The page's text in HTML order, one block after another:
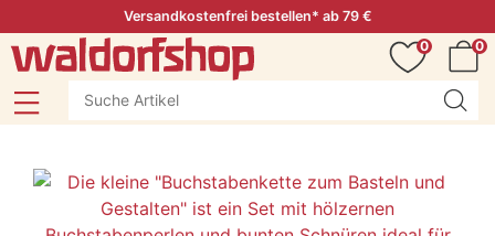
Versandkostenfrei bestellen* ab 79 €
0
0